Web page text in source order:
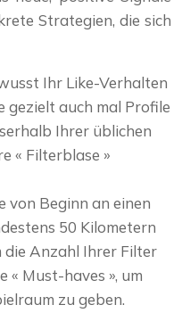
Strategien, die sich
Ihr Like-Verhalten
gezielt auch mal Profile
Ihrer üblichen
« Filterblase »
von Beginn an einen
50 Kilometern
die Anzahl Ihrer Filter
« Must-haves », um
zu geben.